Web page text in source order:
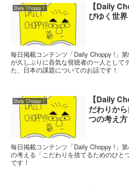
Daily Choppy！
【Daily
びゆく世界
毎日掲載コンテンツ「Daily Choppy !」
が久しぶりに呑気な視聴者の一人として
た、日本の課題についてのお話です！
Daily Choppy！
【Daily
だわりか
つの考え方
毎日掲載コンテンツ「Daily Choppy !」
の考える「こだわりを捨てるためのひと
です！